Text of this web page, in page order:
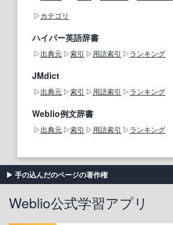
カテゴリ
ハイパー英語辞書
出典元 索引 用語索引 ランキング
JMdict
出典元 索引 用語索引 ランキング
Weblio例文辞書
出典元 索引 用語索引 ランキング
手の込んだのページの著作権
Weblio公式学習アプリ